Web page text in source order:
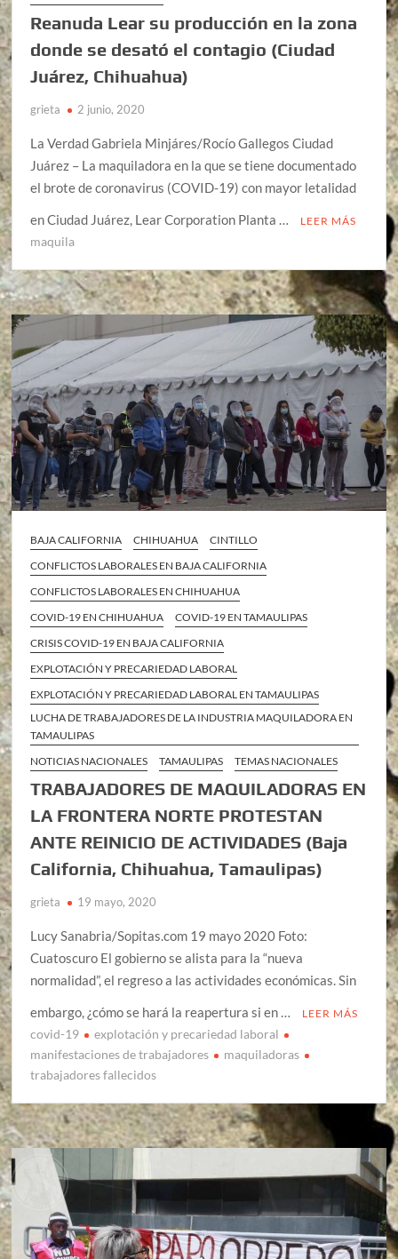
Reanuda Lear su producción en la zona
donde se desató el contagio (Ciudad
Juárez, Chihuahua)
grieta 2 junio, 2020
La Verdad Gabriela Minjáres/Rocío Gallegos Ciudad
Juárez – La maquiladora en la que se tiene documentado
el brote de coronavirus (COVID-19) con mayor letalidad
en Ciudad Juárez, Lear Corporation Planta …
LEER MÁS
maquila
BAJA CALIFORNIA CHIHUAHUA
CINTILLO
CONFLICTOS LABORALES EN BAJA CALIFORNIA
CONFLICTOS LABORALES EN CHIHUAHUA
COVID-19 EN CHIHUAHUA
COVID-19 EN TAMAULIPAS
CRISIS COVID-19 EN BAJA CALIFORNIA
EXPLOTACIÓN Y PRECARIEDAD LABORAL
EXPLOTACIÓN Y PRECARIEDAD LABORAL EN TAMAULIPAS
LUCHA DE TRABAJADORES DE LA INDUSTRIA MAQUILADORA EN
TAMAULIPAS
NOTICIAS NACIONALES
TAMAULIPAS TEMAS NACIONALES
TRABAJADORES DE MAQUILADORAS EN
LA FRONTERA NORTE PROTESTAN
ANTE REINICIO DE ACTIVIDADES (Baja
California, Chihuahua, Tamaulipas)
grieta 19 mayo, 2020
Lucy Sanabria/Sopitas.com 19 mayo 2020 Foto:
Cuatoscuro El gobierno se alista para la “nueva
normalidad”, el regreso a las actividades económicas. Sin
embargo, ¿cómo se hará la reapertura si en …
LEER MÁS
covid-19
explotación y precariedad laboral
manifestaciones de trabajadores
maquiladoras
trabajadores fallecidos